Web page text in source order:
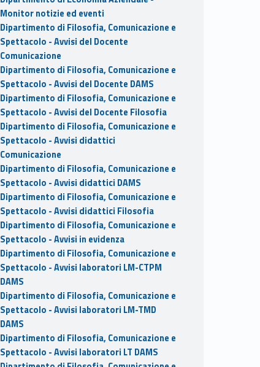
Monitor notizie ed eventi
Dipartimento di Filosofia, Comunicazione e
Spettacolo - Avvisi del Docente
Comunicazione
Dipartimento di Filosofia, Comunicazione e
Spettacolo - Avvisi del Docente DAMS
Dipartimento di Filosofia, Comunicazione e
Spettacolo - Avvisi del Docente Filosofia
Dipartimento di Filosofia, Comunicazione e
Spettacolo - Avvisi didattici
Comunicazione
Dipartimento di Filosofia, Comunicazione e
Spettacolo - Avvisi didattici DAMS
Dipartimento di Filosofia, Comunicazione e
Spettacolo - Avvisi didattici Filosofia
Dipartimento di Filosofia, Comunicazione e
Spettacolo - Avvisi in evidenza
Dipartimento di Filosofia, Comunicazione e
Spettacolo - Avvisi laboratori LM-CTPM
DAMS
Dipartimento di Filosofia, Comunicazione e
Spettacolo - Avvisi laboratori LM-TMD
DAMS
Dipartimento di Filosofia, Comunicazione e
Spettacolo - Avvisi laboratori LT DAMS